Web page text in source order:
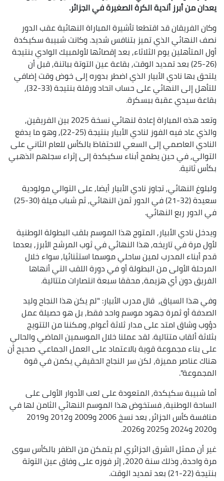
يعدان من أبرز أندية الكرة الصغيرة في الجزائر.
وكان الفريقان قد اقتطعا تأشيرة المباراة النهائية عقب الدور
نصف النهائي الذي تميز بتنافس شديد. وكانت شبيبة سكيكدة
أول المتأهلين يوم الثلاثاء, بعد إقصائها لأولمبيك الوادي بنتيجة
(26-25) بعد تمديد الوقت, بقاعة عين التوتة بباتنة, قبل أن
يلتحق بها نادي الأبيار الذي اضطر بدوره إلى خوض وقت إضافي
للتأهل إلى النهائي على حساب اتحاد ورقلة بنتيجة (33-32),
بقاعة سيدي عقبة ببسكرة.
وتعد هذه المباراة إعادة لنهائي نسخة 2025 بين الفريقين,
والذي عاد فيه الفوز لنادي الأبيار بنتيجة (25-22), وهو ما يدفع
النادي العاصمي إلى السعي للاحتفاظ بالكأس للعام الثاني على
التوالي, في حين يطمح أبناء سكيكدة إلى إثراء سجلهم الذهبي
بكأس ثانية.
ولبلوغ النهائي, تجاوز نادي الأبيار أيضا, على التوالي مولودية
سعيدة (32-21) في الدور ثمن النهائي, ثم شباب ميلة (30-25)
في الدور ربع النهائي.
ويدخل نادي الأبيار, المتوج هذا الموسم بلقب البطولة الوطنية
لأول مرة في تاريخه, هذا النهائي في ثوب المرشح الأبرز, بعدما
قدم أبناء المدرب لمين ساحلي موسما استثنائيا, سواء خلال
المرحلة الأولى من البطولة أو في دورة اللقب التي أنهاها
الفريق دون أي هزيمة, محققا سبعة انتصارات متتالية.
وفي هذا السياق, قال مدرب الأبيار: "لم يكن هذا النجاح وليد
الصدفة أو ثمرة جهود موسم واحد فقط, بل هو حصيلة عمل
دؤوب وشاق امتد على مدار ثلاثة أعوام, ومكننا من التتويج
بثلاثة ألقاب متتالية. لقد عملنا خلال الموسمين الماضي والحالي
على بناء مجموعة قوية بالاعتماد على العمل الجماعي. صحيح أن
هناك عناصر مميزة، لكن سر النجاح الحقيقي يكمن في قوة
المجموعة".
أما شبيبة سكيكدة, المتعودة على لعب الأدوار الأولى على
الساحة الوطنية, فستخوض هذا الموسم النهائي الثامن لها في
منافسة كأس الجزائر, بعد نسخ 2006 و2009 و2012 و2019
غير أن ممثل الشرق الجزائري لم يتمكن من الظفر بالكأس سوى
مرة واحدة, وذلك سنة 2020, إثر فوزه على وفاق عين التوتة
بنتيجة (22-21) بعد تمديد الوقت.